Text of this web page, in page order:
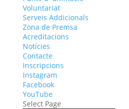
Voluntariat
Serveis Addicionals
Zona de Premsa
Acreditacions
Notícies
Contacte
Inscripcions
Instagram
Facebook
YouTube
Select Page